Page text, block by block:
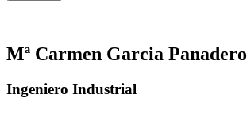
Mª Carmen Garcia Panadero
Ingeniero Industrial